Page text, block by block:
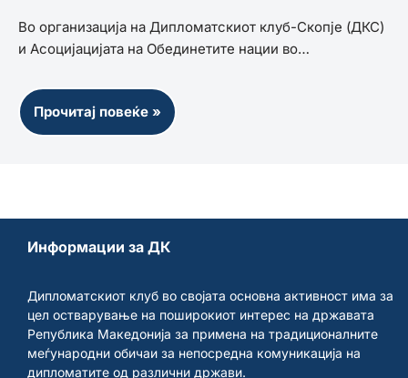
Во организација на Дипломатскиот клуб-Скопје (ДКС)
и Асоцијацијата на Обединетите нации во…
Прочитај повеќе »
Информации за ДК
Дипломатскиот клуб во својата основна активност има за
цел остварување на поширокиот интерес на државата
Република Македонија за примена на традиционалните
меѓународни обичаи за непосредна комуникација на
дипломатите од различни држави.